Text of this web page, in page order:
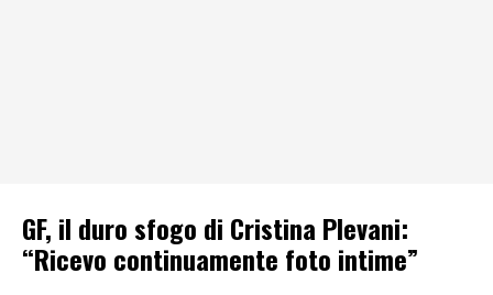
GF, il duro sfogo di Cristina Plevani:
“Ricevo continuamente foto intime”